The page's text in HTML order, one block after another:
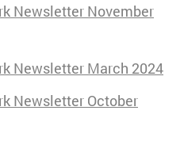
Newsletter November
Newsletter March 2024
Newsletter October